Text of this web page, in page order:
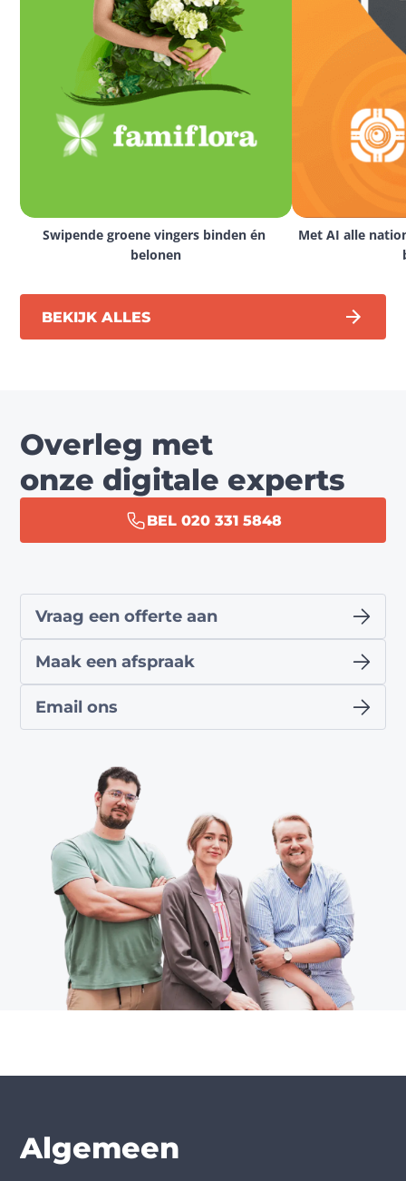
Swipende groene vingers binden én
belonen
Met AI alle
BEKIJK ALLES
Overleg met
onze digitale experts
BEL 020 331 5848
Vraag een offerte aan
Maak een afspraak
Email ons
Algemeen